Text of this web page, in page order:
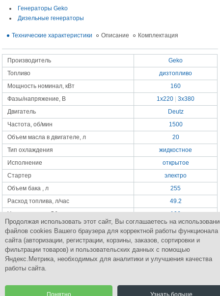
Генераторы Geko
Дизельные генераторы
Технические характеристики Описание Комплектация
Производитель
Geko
Топливо
дизтопливо
Мощность номинал, кВт
160
Фазы/напряжение, В
1x220 |3x380
Двигатель
Deutz
Частота, об/мин
1500
Объем масла в двигателе, л
20
Тип охлаждения
жидкостное
Исполнение
открытое
Стартер
электро
Объем бака , л
255
Расход топлива, л/час
49.2
Уровень шума, Дб
106
Габаритные размеры, мм
2510x1025x1710
Масса, кг
1740
Комплексное снабжение промышленным оборудованием
Продолжая использовать этот сайт, Вы соглашаетесь на
файлов cookies Вашего браузера для корректной работы функционала
сайта (авторизации, регистрации, корзины, заказов, сортировки и
фильтрации товаров) и пользовательских данных с помощью
Яндекс.Метрика, необходимых для аналитики и улучшения качества
работы сайта.
Понятно Узнать больше